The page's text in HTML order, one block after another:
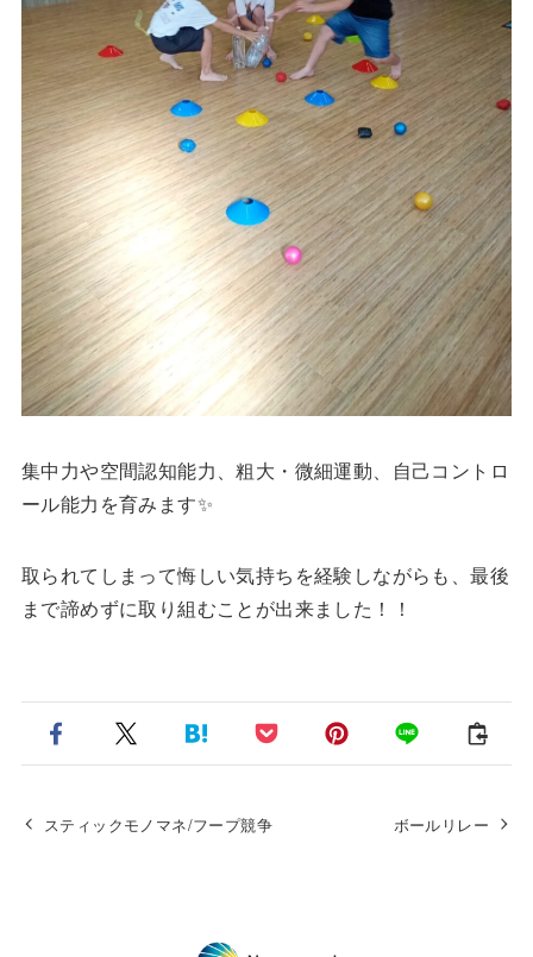
集中力や空間認知能力、粗大・微細運動、自己コントロ
ール能力を育みます✨
取られてしまって悔しい気持ちを経験しながらも、最後
まで諦めずに取り組むことが出来ました！！
スティックモノマネ/フープ競争 ボールリレー